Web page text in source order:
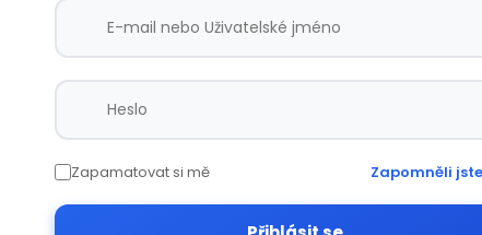
Zapamatovat si mě Zapomněli